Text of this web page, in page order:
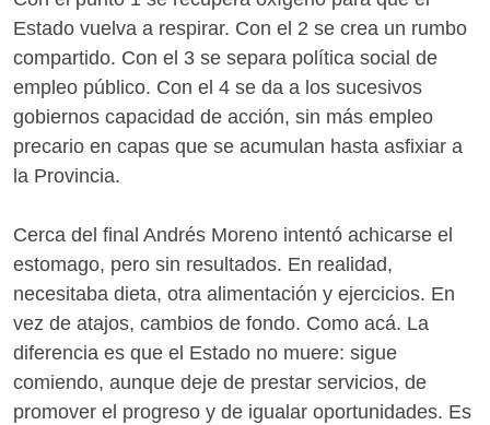
Estado vuelva a respirar. Con el 2 se crea un rumbo
compartido. Con el 3 se separa política social de
empleo público. Con el 4 se da a los sucesivos
gobiernos capacidad de acción, sin más empleo
precario en capas que se acumulan hasta asfixiar a
la Provincia.
Cerca del final Andrés Moreno intentó achicarse el
estomago, pero sin resultados. En realidad,
necesitaba dieta, otra alimentación y ejercicios. En
vez de atajos, cambios de fondo. Como acá. La
diferencia es que el Estado no muere: sigue
comiendo, aunque deje de prestar servicios, de
promover el progreso y de igualar oportunidades. Es